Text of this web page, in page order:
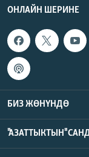
ОНЛАЙН ШЕРИНЕ
БИЗ ЖӨНҮНДӨ
"АЗАТТЫКТЫН"